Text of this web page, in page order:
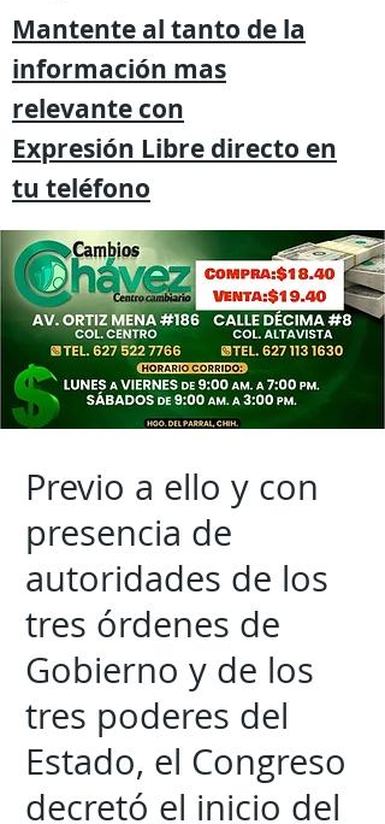
Mantente al tanto de la
información mas
relevante con
Expresión Libre directo en
tu teléfono
Previo a ello y con
presencia de
autoridades de los
tres órdenes de
Gobierno y de los
tres poderes del
Estado, el Congreso
decretó el inicio del